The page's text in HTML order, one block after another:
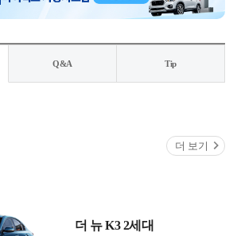
Q&A Tip
더 보기
더 뉴 K3 2세대